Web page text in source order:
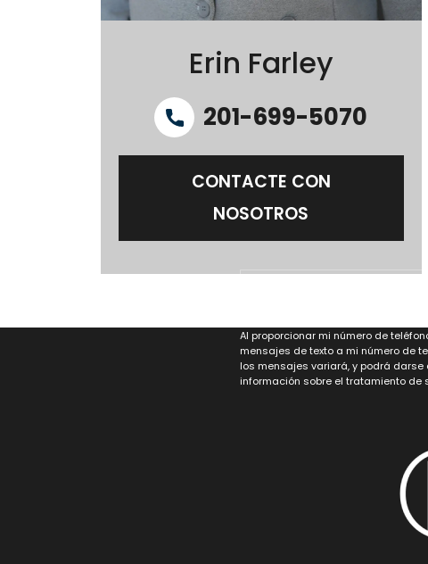
Erin Farley
201-699-5070
CONTACTE CON
NOSOTROS
Al proporcionar mi número de
mensajes de texto a mi número de
los mensajes variará, y podrá darse
información sobre el tratamiento